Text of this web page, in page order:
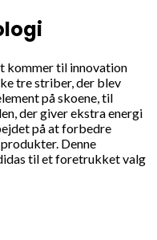
kommer til innovation
tre striber, der blev
på skoene, til
der giver ekstra energi
på at forbedre
Denne
til et foretrukket valg